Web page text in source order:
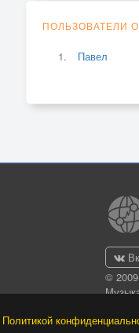
Политикой
ПОЛЬЗОВАТЕЛИ
Павел
©